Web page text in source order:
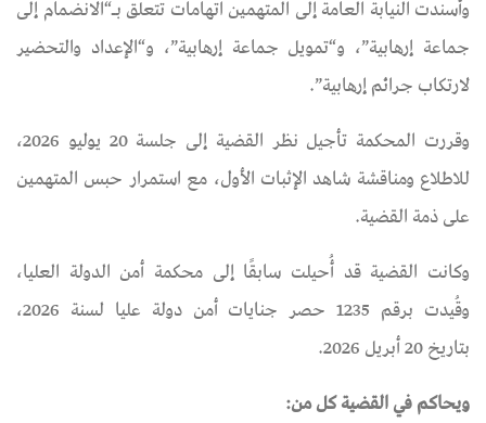
وأسندت النيابة العامة إلى المتهمين اتهامات تتعلق بـ“الانضمام إلى
جماعة إرهابية”، و“تمويل جماعة إرهابية”، و“الإعداد والتحضير
لارتكاب جرائم إرهابية”.
وقررت المحكمة تأجيل نظر القضية إلى جلسة 20 يوليو 2026،
للاطلاع ومناقشة شاهد الإثبات الأول، مع استمرار حبس المتهمين
على ذمة القضية.
وكانت القضية قد أُحيلت سابقًا إلى محكمة أمن الدولة العليا،
وقُيدت برقم 1235 حصر جنايات أمن دولة عليا لسنة 2026،
بتاريخ 20 أبريل 2026.
ويحاكم في القضية كل من: